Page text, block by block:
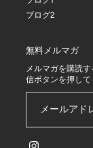
ブログ2
無料メルマガ
メルマガを購読
信ボタンを押して